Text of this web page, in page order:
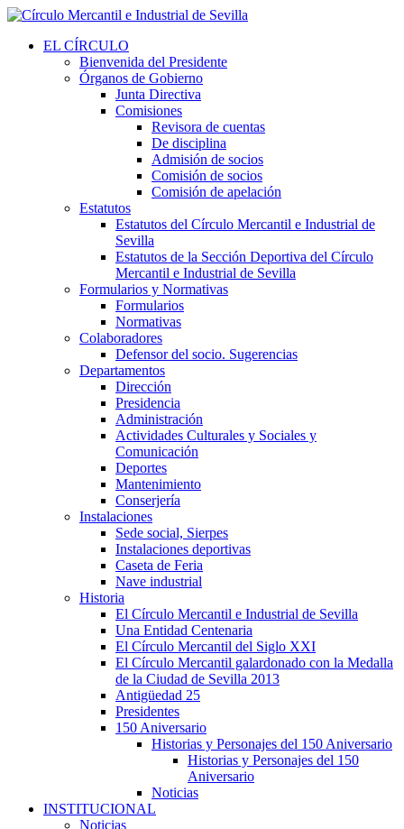
EL CÍRCULO
Bienvenida del Presidente
Órganos de Gobierno
Junta Directiva
Comisiones
Revisora de cuentas
De disciplina
Admisión de socios
Comisión de socios
Comisión de apelación
Estatutos
Estatutos del Círculo Mercantil e Industrial de
Sevilla
Estatutos de la Sección Deportiva del Círculo
Mercantil e Industrial de Sevilla
Formularios y Normativas
Formularios
Normativas
Colaboradores
Defensor del socio. Sugerencias
Departamentos
Dirección
Presidencia
Administración
Actividades Culturales y Sociales y
Comunicación
Deportes
Mantenimiento
Conserjería
Instalaciones
Sede social, Sierpes
Instalaciones deportivas
Caseta de Feria
Nave industrial
Historia
El Círculo Mercantil e Industrial de Sevilla
Una Entidad Centenaria
El Círculo Mercantil del Siglo XXI
El Círculo Mercantil galardonado con la Medalla
de la Ciudad de Sevilla 2013
Antigüedad 25
Presidentes
150 Aniversario
Historias y Personajes del 150 Aniversario
Historias y Personajes del 150
Aniversario
Noticias
INSTITUCIONAL
Noticias